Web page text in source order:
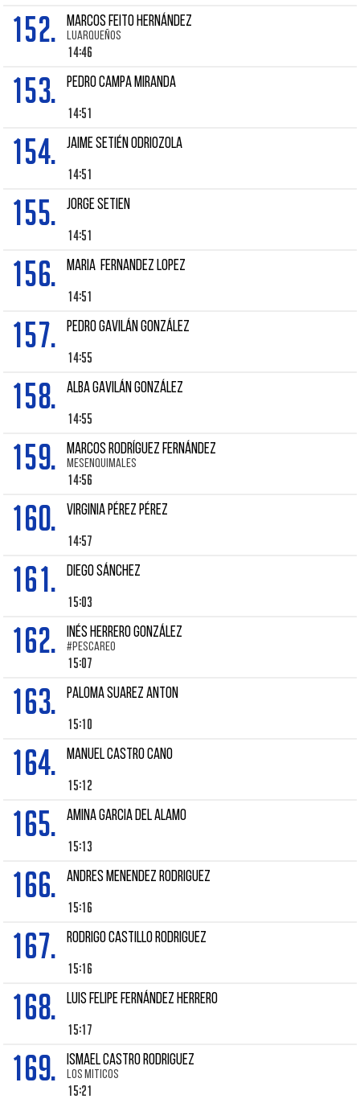
152. MARCOS FEITO HERNÁNDEZ
LUARQUEÑOS
14:46
153. PEDRO CAMPA MIRANDA
14:51
154. JAIME SETIÉN ODRIOZOLA
14:51
155. JORGE SETIEN
14:51
156. MARIA FERNANDEZ LOPEZ
14:51
157. PEDRO GAVILÁN GONZÁLEZ
14:55
158. ALBA GAVILÁN GONZÁLEZ
14:55
159. MARCOS RODRÍGUEZ FERNÁNDEZ
MESENQUIMALES
14:56
160. VIRGINIA PÉREZ PÉREZ
14:57
161. DIEGO SÁNCHEZ
15:03
162. INÉS HERRERO GONZÁLEZ
#PESCAREO
15:07
163. PALOMA SUAREZ ANTON
15:10
164. MANUEL CASTRO CANO
15:12
165. AMINA GARCIA DEL ALAMO
15:13
166. Andres MENENDEZ RODRIGUEZ
15:16
167. Rodrigo CASTILLO RODRIGUEZ
15:16
168. LUIS FELIPE FERNÁNDEZ HERRERO
15:17
169. ISMAEL CASTRO RODRIGUEZ
LOS MITICOS
15:21